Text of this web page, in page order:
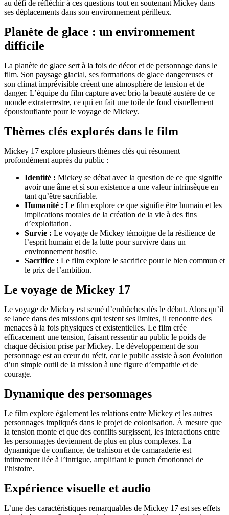
au défi de réfléchir à ces questions tout en soutenant Mickey dans
ses déplacements dans son environnement périlleux.
Planète de glace : un environnement
difficile
La planète de glace sert à la fois de décor et de personnage dans le
film. Son paysage glacial, ses formations de glace dangereuses et
son climat imprévisible créent une atmosphère de tension et de
danger. L’équipe du film capture avec brio la beauté austère de ce
monde extraterrestre, ce qui en fait une toile de fond visuellement
époustouflante pour le voyage de Mickey.
Thèmes clés explorés dans le film
Mickey 17 explore plusieurs thèmes clés qui résonnent
profondément auprès du public :
Identité : Mickey se débat avec la question de ce que signifie
avoir une âme et si son existence a une valeur intrinsèque en
tant qu’être sacrifiable.
Humanité : Le film explore ce que signifie être humain et les
implications morales de la création de la vie à des fins
d’exploitation.
Survie : Le voyage de Mickey témoigne de la résilience de
l’esprit humain et de la lutte pour survivre dans un
environnement hostile.
Sacrifice : Le film explore le sacrifice pour le bien commun et
le prix de l’ambition.
Le voyage de Mickey 17
Le voyage de Mickey est semé d’embûches dès le début. Alors qu’il
se lance dans des missions qui testent ses limites, il rencontre des
menaces à la fois physiques et existentielles. Le film crée
efficacement une tension, faisant ressentir au public le poids de
chaque décision prise par Mickey. Le développement de son
personnage est au cœur du récit, car le public assiste à son évolution
d’un simple outil de la mission à une figure d’empathie et de
courage.
Dynamique des personnages
Le film explore également les relations entre Mickey et les autres
personnages impliqués dans le projet de colonisation. À mesure que
la tension monte et que des conflits surgissent, les interactions entre
les personnages deviennent de plus en plus complexes. La
dynamique de confiance, de trahison et de camaraderie est
intimement liée à l’intrigue, amplifiant le punch émotionnel de
l’histoire.
Expérience visuelle et audio
L’une des caractéristiques remarquables de Mickey 17 est ses effets